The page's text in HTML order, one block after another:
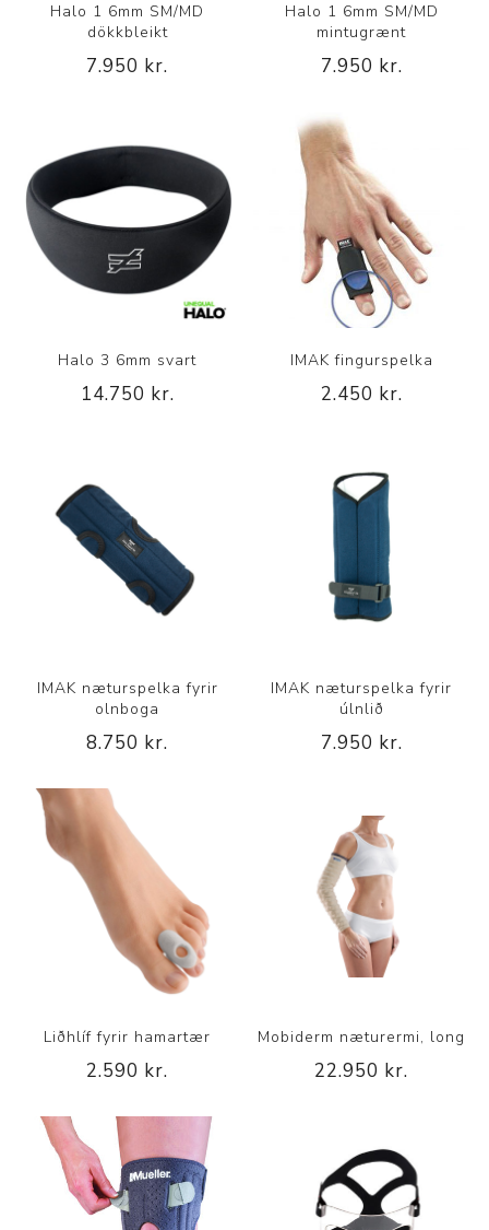
Halo 1 6mm SM/MD
dökkbleikt
7.950 kr.
Halo 1 6mm SM/MD
mintugrænt
7.950 kr.
Halo 3 6mm svart
14.750 kr.
IMAK fingurspelka
2.450 kr.
IMAK næturspelka fyrir
olnboga
8.750 kr.
IMAK næturspelka fyrir
úlnlið
7.950 kr.
Liðhlíf fyrir hamartær
2.590 kr.
Mobiderm næturermi, long
22.950 kr.